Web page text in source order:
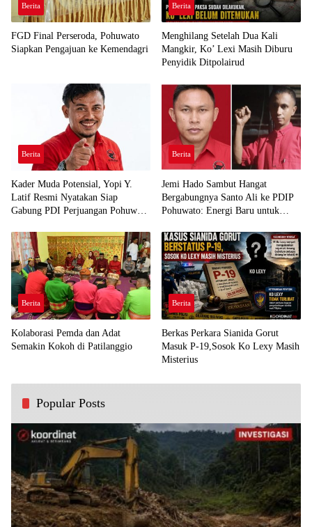
Berita
FGD Final Perseroda, Pohuwato
Siapkan Pengajuan ke Kemendagri
Berita
Menghilang Setelah Dua Kali
Mangkir, Ko’ Lexi Masih Diburu
Penyidik Ditpolairud
Berita
Kader Muda Potensial, Yopi Y.
Latif Resmi Nyatakan Siap
Gabung PDI Perjuangan Pohuwato
Berita
Jemi Hado Sambut Hangat
Bergabungnya Santo Ali ke PDIP
Pohuwato: Energi Baru untuk
Berita
Kolaborasi Pemda dan Adat
Semakin Kokoh di Patilanggio
Berita
Berkas Perkara Sianida Gorut
Masuk P-19,Sosok Ko Lexy Masih
Misterius
Popular Posts